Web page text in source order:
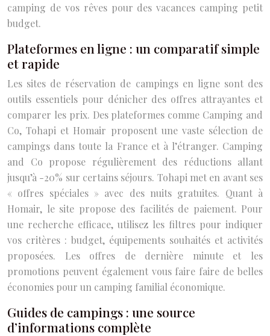
camping de vos rêves pour des vacances camping petit
budget.
Plateformes en ligne : un comparatif simple
et rapide
Les sites de réservation de campings en ligne sont des
outils essentiels pour dénicher des offres attrayantes et
comparer les prix. Des plateformes comme Camping and
Co, Tohapi et Homair proposent une vaste sélection de
campings dans toute la France et à l’étranger. Camping
and Co propose régulièrement des réductions allant
jusqu’à -20% sur certains séjours. Tohapi met en avant ses
« offres spéciales » avec des nuits gratuites. Quant à
Homair, le site propose des facilités de paiement. Pour
une recherche efficace, utilisez les filtres pour indiquer
vos critères : budget, équipements souhaités et activités
proposées. Les offres de dernière minute et les
promotions peuvent également vous faire faire de belles
économies pour un camping familial économique.
Guides de campings : une source
d’informations complète